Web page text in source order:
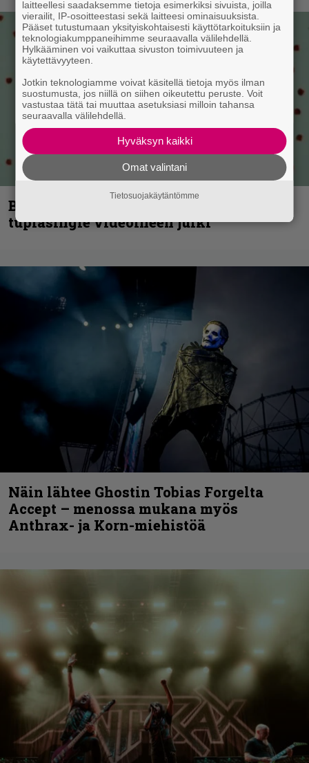
Blind Channel palaa rytinällä –
tuplasingle videoineen julki
Näin lähtee Ghostin Tobias Forgelta
Accept – menossa mukana myös
Anthrax- ja Korn-miehistöä
laitteellesi saadaksemme tietoja esimerkiksi sivuista, joilla
vierailit, IP-osoitteestasi sekä laitteesi ominaisuuksista.
Pääset tutustumaan yksityiskohtaisesti käyttötarkoituksiin ja
teknologiakumppaneihimme seuraavalla välilehdellä.
Hylkääminen voi vaikuttaa sivuston toimivuuteen ja
käytettävyyteen.
Jotkin teknologiamme voivat käsitellä tietoja myös ilman
suostumusta, jos niillä on siihen oikeutettu peruste. Voit
vastustaa tätä tai muuttaa asetuksiasi milloin tahansa
seuraavalla välilehdellä.
Hyväksyn kaikki
Omat valintani
Tietosuojakäytäntömme